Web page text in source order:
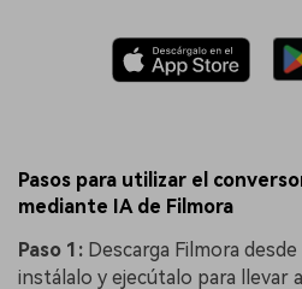
Pasos para utilizar el
mediante IA de Filmora
Paso 1: Descarga Filmora
instálalo y ejecútalo para llevar